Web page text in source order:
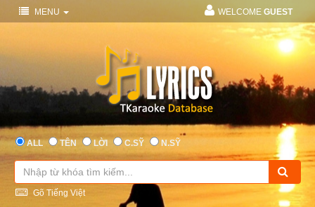
MENU WELCOME GUEST
ALL TÊN LỜI C.SỸ N.SỸ
Gõ Tiếng Việt